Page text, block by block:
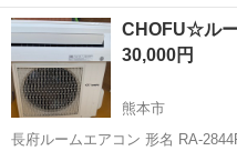
では、物足りないという方や、エ
方にオススメです。。（冷風専用
付属の簡易窓枠パネルで簡単に取
熊本 熊本市
CHOFU☆ル
30,000円
熊本市
長府ルームエアコン 形名 RA-2844PX 10畳